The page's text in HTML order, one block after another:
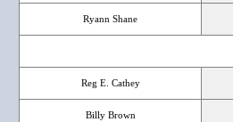
Ryann Shane
Reg E. Cathey
Billy Brown